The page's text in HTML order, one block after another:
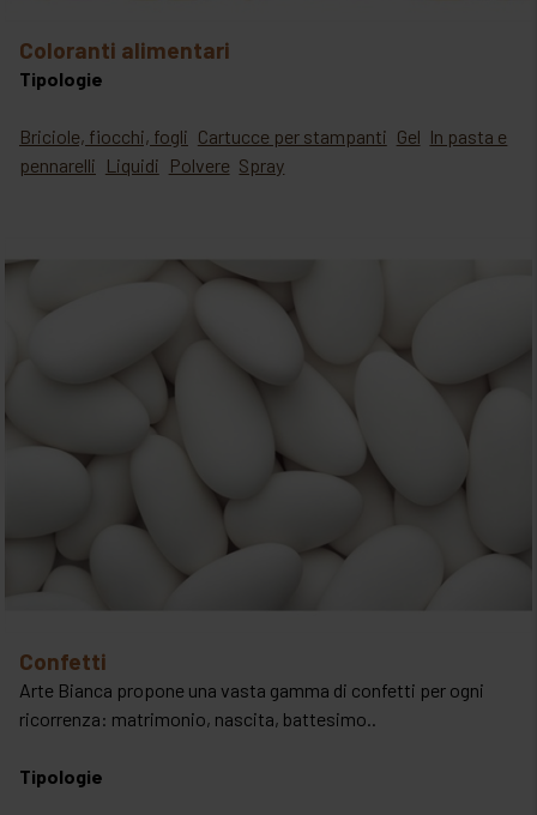
coloranti alimentari
Tipologie
Briciole, fiocchi, fogli Cartucce per stampanti Gel In pasta e
pennarelli Liquidi Polvere Spray
confetti
Arte Bianca propone una vasta gamma di confetti per ogni
ricorrenza: matrimonio, nascita, battesimo..
Tipologie